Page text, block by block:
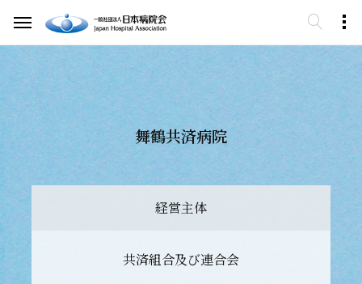
舞鶴共済病院
経営主体
共済組合及び連合会